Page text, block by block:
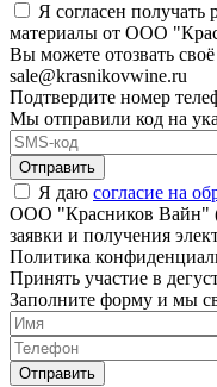
Я согласен
материалы от ООО
Вы можете отозвать
sale@krasnikovwine.ru
Подтвердите номер
Мы отправили код на
Отправить
Я даю согласие на
ООО "Красников Вайн"
заявки и получения
Политика
Принять участие в
Заполните форму и мы
Отправить